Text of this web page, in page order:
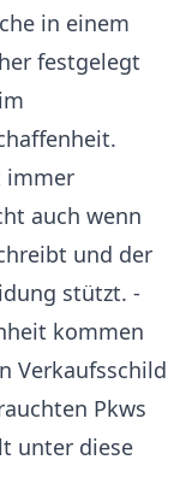
in einem
festgelegt
immer
auch wenn
und der
stützt. -
kommen
Verkaufsschild
Pkws
unter diese